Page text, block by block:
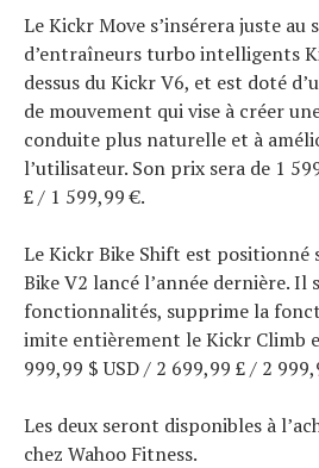
Le Kickr Move s’insérera juste au
d’entraîneurs turbo intelligents
dessus du Kickr V6, et est doté
de mouvement qui vise à créer
conduite plus naturelle et à
l’utilisateur. Son prix sera de 1
£ / 1 599,99 €.
Le Kickr Bike Shift est positionné
Bike V2 lancé l’année dernière.
fonctionnalités, supprime la
imite entièrement le Kickr Climb
999,99 $ USD / 2 699,99 £ / 2
Les deux seront disponibles à
chez Wahoo Fitness.